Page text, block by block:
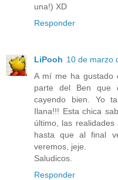
una!) XD
Responder
LiPooh 10 de marzo
A mí me ha gustado
parte del Ben que
cayendo bien. Yo
Ilana!!! Esta chica
último, las realidades
hasta que al final
veremos, jeje.
Saludicos.
Responder